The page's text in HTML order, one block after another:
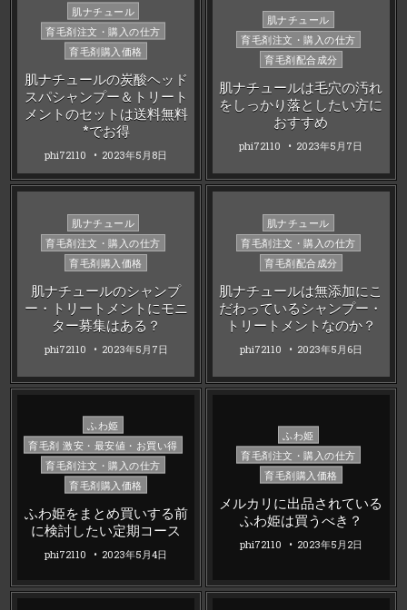
Posted
in
肌ナチュール
育毛剤注文・購入の仕方
育毛剤購入価格
肌ナチュールの炭酸ヘッド
スパシャンプー＆トリート
メントのセットは送料無料
*でお得
phi72110 2023年5月8日
Posted
in
肌ナチュール
育毛剤注文・購入の仕方
育毛剤配合成分
肌ナチュールは毛穴の汚れ
をしっかり落としたい方に
おすすめ
phi72110 2023年5月7日
Posted
in
肌ナチュール
育毛剤注文・購入の仕方
育毛剤購入価格
肌ナチュールのシャンプ
ー・トリートメントにモニ
ター募集はある？
phi72110 2023年5月7日
Posted
in
肌ナチュール
育毛剤注文・購入の仕方
育毛剤配合成分
肌ナチュールは無添加にこ
だわっているシャンプー・
トリートメントなのか？
phi72110 2023年5月6日
Posted
in
ふわ姫
育毛剤 激安・最安値・お買い得
育毛剤注文・購入の仕方
育毛剤購入価格
ふわ姫をまとめ買いする前
に検討したい定期コース
phi72110 2023年5月4日
Posted
in
ふわ姫
育毛剤注文・購入の仕方
育毛剤購入価格
メルカリに出品されている
ふわ姫は買うべき？
phi72110 2023年5月2日